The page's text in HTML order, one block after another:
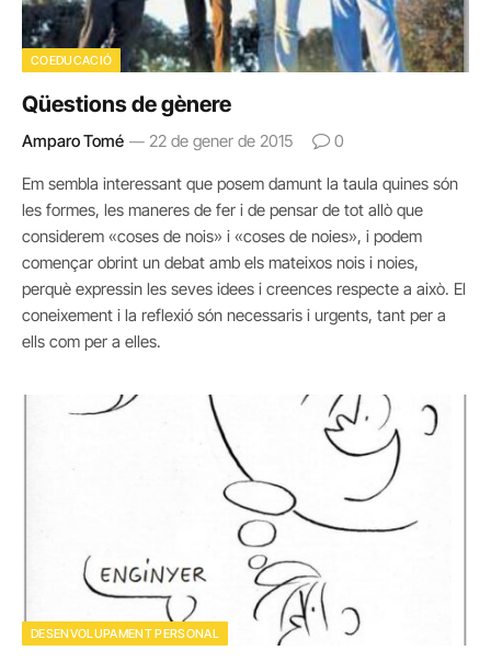
COEDUCACIÓ
Qüestions de gènere
Amparo Tomé 22 de gener de 2015 0
Em sembla interessant que posem damunt la taula quines són
les formes, les maneres de fer i de pensar de tot allò que
considerem «coses de nois» i «coses de noies», i podem
començar obrint un debat amb els mateixos nois i noies,
perquè expressin les seves idees i creences respecte a això. El
coneixement i la reflexió són necessaris i urgents, tant per a
ells com per a elles.
DESENVOLUPAMENT PERSONAL